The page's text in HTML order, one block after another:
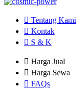
Tentang Kami
Kontak
S & K
Harga Jual
Harga Sewa
FAQs